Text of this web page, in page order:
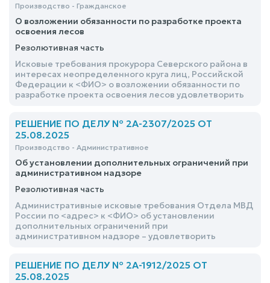
Производство - Гражданское
О возложении обязанности по разработке проекта
освоения лесов
Резолютивная часть
Исковые требования прокурора Северского района в
интересах неопределенного круга лиц, Российской
Федерации к <ФИО> о возложении обязанности по
разработке проекта освоения лесов удовлетворить
РЕШЕНИЕ ПО ДЕЛУ № 2А-2307/2025 ОТ
25.08.2025
Производство - Административное
Об установлении дополнительных ограничений при
административном надзоре
Резолютивная часть
Административные исковые требования Отдела МВД
России по <адрес> к <ФИО> об установлении
дополнительных ограничений при
административном надзоре – удовлетворить
РЕШЕНИЕ ПО ДЕЛУ № 2А-1912/2025 ОТ
25.08.2025